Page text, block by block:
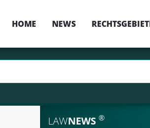
HOME NEWS
LAWNEWS ®